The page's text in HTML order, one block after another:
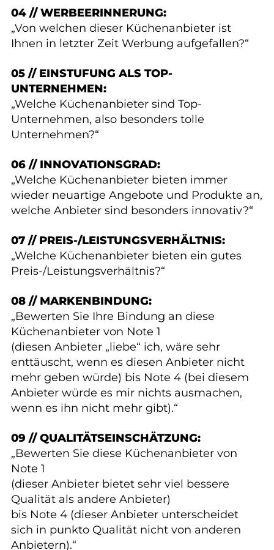
04 // WERBEERINNERUNG:
„Von welchen dieser Küchenanbieter ist
Ihnen in letzter Zeit Werbung aufgefallen?“
05 // EINSTUFUNG ALS TOP-
UNTERNEHMEN:
„Welche Küchenanbieter sind Top-
Unternehmen, also besonders tolle
Unternehmen?“
06 // INNOVATIONSGRAD:
„Welche Küchenanbieter bieten immer
wieder neuartige Angebote und Produkte an,
welche Anbieter sind besonders innovativ?“
07 // PREIS-/LEISTUNGSVERHÄLTNIS:
„Welche Küchenanbieter bieten ein gutes
Preis-/Leistungsverhältnis?“
08 // MARKENBINDUNG:
„Bewerten Sie Ihre Bindung an diese
Küchenanbieter von Note 1
(diesen Anbieter „liebe“ ich, wäre sehr
enttäuscht, wenn es diesen Anbieter nicht
mehr geben würde) bis Note 4 (bei diesem
Anbieter würde es mir nichts ausmachen,
wenn es ihn nicht mehr gibt).“
09 // QUALITÄTSEINSCHÄTZUNG:
„Bewerten Sie diese Küchenanbieter von
Note 1
(dieser Anbieter bietet sehr viel bessere
Qualität als andere Anbieter)
bis Note 4 (dieser Anbieter unterscheidet
sich in punkto Qualität nicht von anderen
Anbietern).“